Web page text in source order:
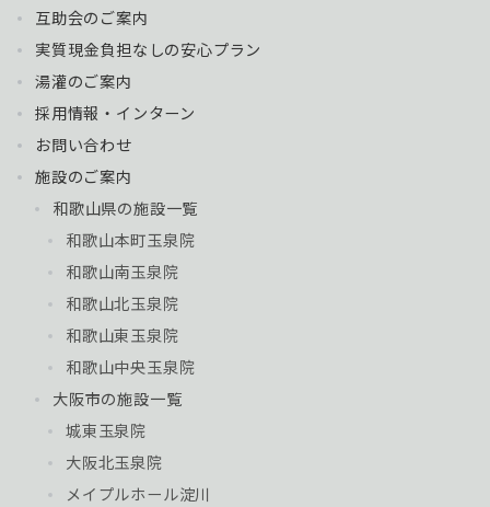
互助会のご案内
実質現金負担なしの安心プラン
湯灌のご案内
採用情報・インターン
お問い合わせ
施設のご案内
和歌山県の施設一覧
和歌山本町玉泉院
和歌山南玉泉院
和歌山北玉泉院
和歌山東玉泉院
和歌山中央玉泉院
大阪市の施設一覧
城東玉泉院
大阪北玉泉院
メイプルホール淀川